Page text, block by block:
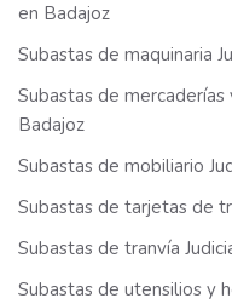
en Badajoz
Subastas de maquinaria
Subastas de mercaderías
Badajoz
Subastas de mobiliario
Subastas de tarjetas de
Subastas de tranvía
Subastas de utensilios y